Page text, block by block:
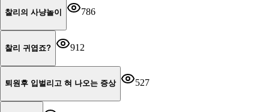
찰리의 사냥놀이 786
찰리 귀엽죠? 912
퇴원후 입벌리고 혀 나오는 증상 527